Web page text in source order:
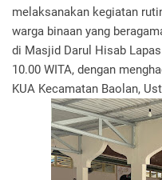
melaksanakan kegiatan
warga binaan yang
di Masjid Darul Hisab
10.00 WITA, dengan
KUA Kecamatan Baolan,